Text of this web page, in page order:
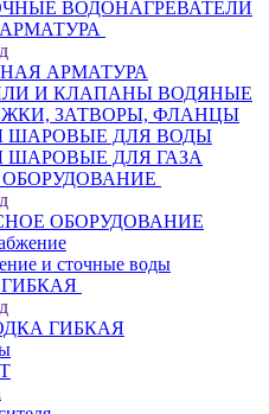
ВОДОНАГРЕВАТЕЛИ
АРМАТУРА
И КЛАПАНЫ ВОДЯНЫЕ
ЗАТВОРЫ, ФЛАНЦЫ
ШАРОВЫЕ ДЛЯ ВОДЫ
ШАРОВЫЕ ДЛЯ ГАЗА
ОБОРУДОВАНИЕ
и сточные воды
ГИБКАЯ